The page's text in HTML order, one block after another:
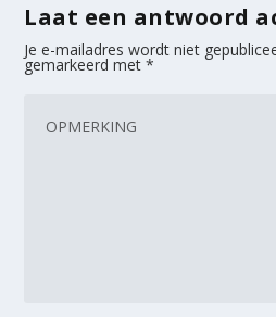
Laat een antwoord
Je e-mailadres wordt niet
gemarkeerd met*